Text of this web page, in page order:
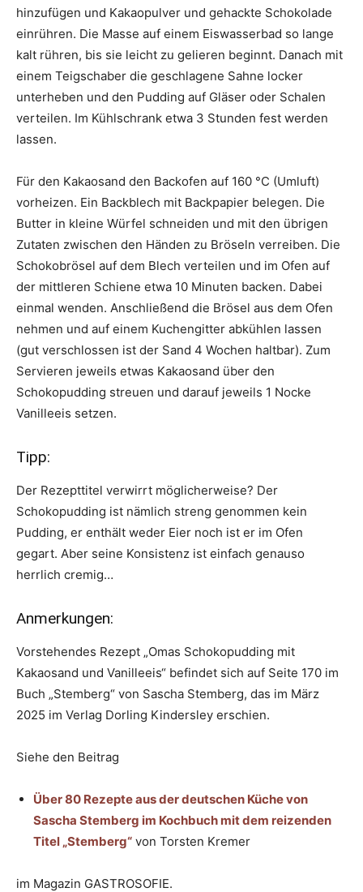
hinzufügen und Kakaopulver und gehackte Schokolade
einrühren. Die Masse auf einem Eiswasserbad so lange
kalt rühren, bis sie leicht zu gelieren beginnt. Danach mit
einem Teigschaber die geschlagene Sahne locker
unterheben und den Pudding auf Gläser oder Schalen
verteilen. Im Kühlschrank etwa 3 Stunden fest werden
lassen.
Für den Kakaosand den Backofen auf 160 °C (Umluft)
vorheizen. Ein Backblech mit Backpapier belegen. Die
Butter in kleine Würfel schneiden und mit den übrigen
Zutaten zwischen den Händen zu Bröseln verreiben. Die
Schokobrösel auf dem Blech verteilen und im Ofen auf
der mittleren Schiene etwa 10 Minuten backen. Dabei
einmal wenden. Anschließend die Brösel aus dem Ofen
nehmen und auf einem Kuchengitter abkühlen lassen
(gut verschlossen ist der Sand 4 Wochen haltbar). Zum
Servieren jeweils etwas Kakaosand über den
Schokopudding streuen und darauf jeweils 1 Nocke
Vanilleeis setzen.
Tipp:
Der Rezepttitel verwirrt möglicherweise? Der
Schokopudding ist nämlich streng genommen kein
Pudding, er enthält weder Eier noch ist er im Ofen
gegart. Aber seine Konsistenz ist einfach genauso
herrlich cremig…
Anmerkungen:
Vorstehendes Rezept „Omas Schokopudding mit
Kakaosand und Vanilleeis“ befindet sich auf Seite 170 im
Buch „Stemberg“ von Sascha Stemberg, das im März
2025 im Verlag Dorling Kindersley erschien.
Siehe den Beitrag
Über 80 Rezepte aus der deutschen Küche von
Sascha Stemberg im Kochbuch mit dem reizenden
Titel „Stemberg“ von Torsten Kremer
im Magazin GASTROSOFIE.